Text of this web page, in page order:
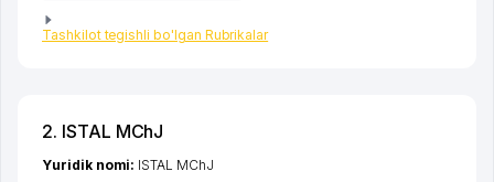
Tashkilot tegishli bo'lgan Rubrikalar
2. ISTAL MChJ
Yuridik nomi: ISTAL MChJ